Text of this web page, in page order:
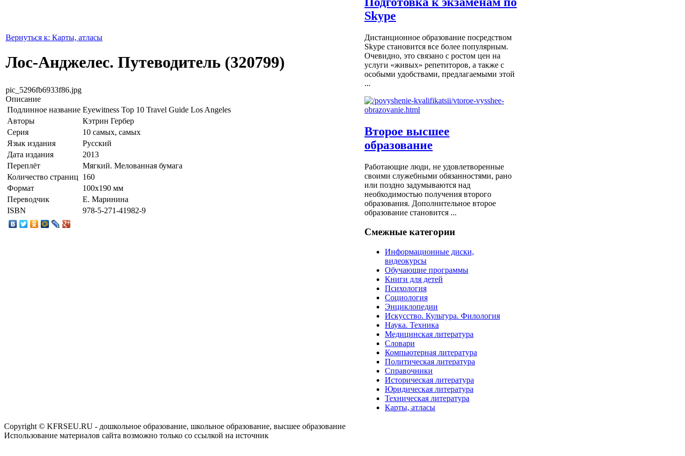
Вернуться к: Карты, атласы
Лос-Анджелес. Путеводитель (320799)
pic_5296fb6933f86.jpg
Описание
Подлинное название Eyewitness Top 10 Travel Guide Los Angeles
Авторы
Кэтрин Гербер
Серия
10 самых, самых
Язык издания
Русский
Дата издания
2013
Переплёт
Мягкий. Мелованная бумага
Количество страниц 160
Формат
100x190 мм
Переводчик
Е. Маринина
ISBN
978-5-271-41982-9
Skype
Дистанционное образование посредством
Skype становится все более популярным.
Очевидно, это связано с ростом цен на
услуги «живых» репетиторов, а также с
особыми удобствами, предлагаемыми этой
...
Второе высшее
образование
Работающие люди, не удовлетворенные
своими служебными обязанностями, рано
или поздно задумываются над
необходимостью получения второго
образования. Дополнительное второе
образование становится ...
Смежные категории
Информационные диски,
видеокурсы
Обучающие программы
Книги для детей
Психология
Социология
Энциклопедии
Искусство. Культура. Филология
Наука. Техника
Медицинская литература
Словари
Компьютерная литература
Политическая литература
Справочники
Историческая литература
Юридическая литература
Техническая литература
Карты, атласы
Copyright © KFRSEU.RU - дошкольное образование, школьное образование, высшее образование
Использование материалов сайта возможно только со ссылкой на источник